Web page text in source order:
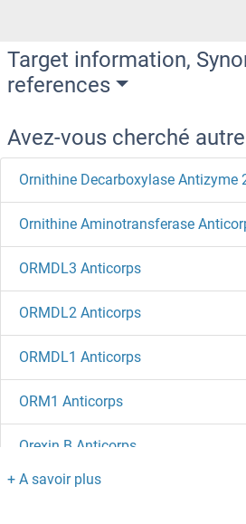
Target information,
references
Avez-vous cherché
Ornithine Decarboxylase Antizyme
Ornithine Aminotransferase
ORMDL3 Anticorps
ORMDL2 Anticorps
ORMDL1 Anticorps
ORM1 Anticorps
Orexin B Anticorps
Orexin A Anticorps